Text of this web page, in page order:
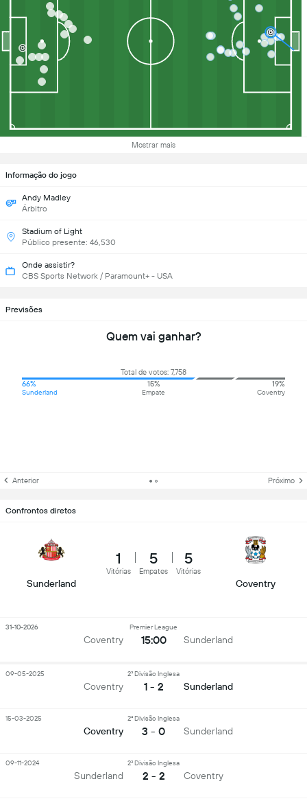
Mostrar mais
Informação do jogo
Andy Madley
Árbitro
Stadium of Light
Público presente: 46,530
Onde assistir?
CBS Sports Network / Paramount+ - USA
Previsões
Quem vai ganhar?
Total de votos: 7,758
66%
Sunderland
15%
Empate
19%
Coventry
Anterior Próximo
Confrontos diretos
Sunderland
1
Vitórias
5
Empates
5
Vitórias
Coventry
Coventry
Premier League
15:00 Sunderland
31-10-2026
Coventry
2ª Divisão Inglesa
1 - 2 Sunderland
09-05-2025
Coventry
2ª Divisão Inglesa
3 - 0 Sunderland
15-03-2025
Sunderland
2ª Divisão Inglesa
2 - 2 Coventry
09-11-2024